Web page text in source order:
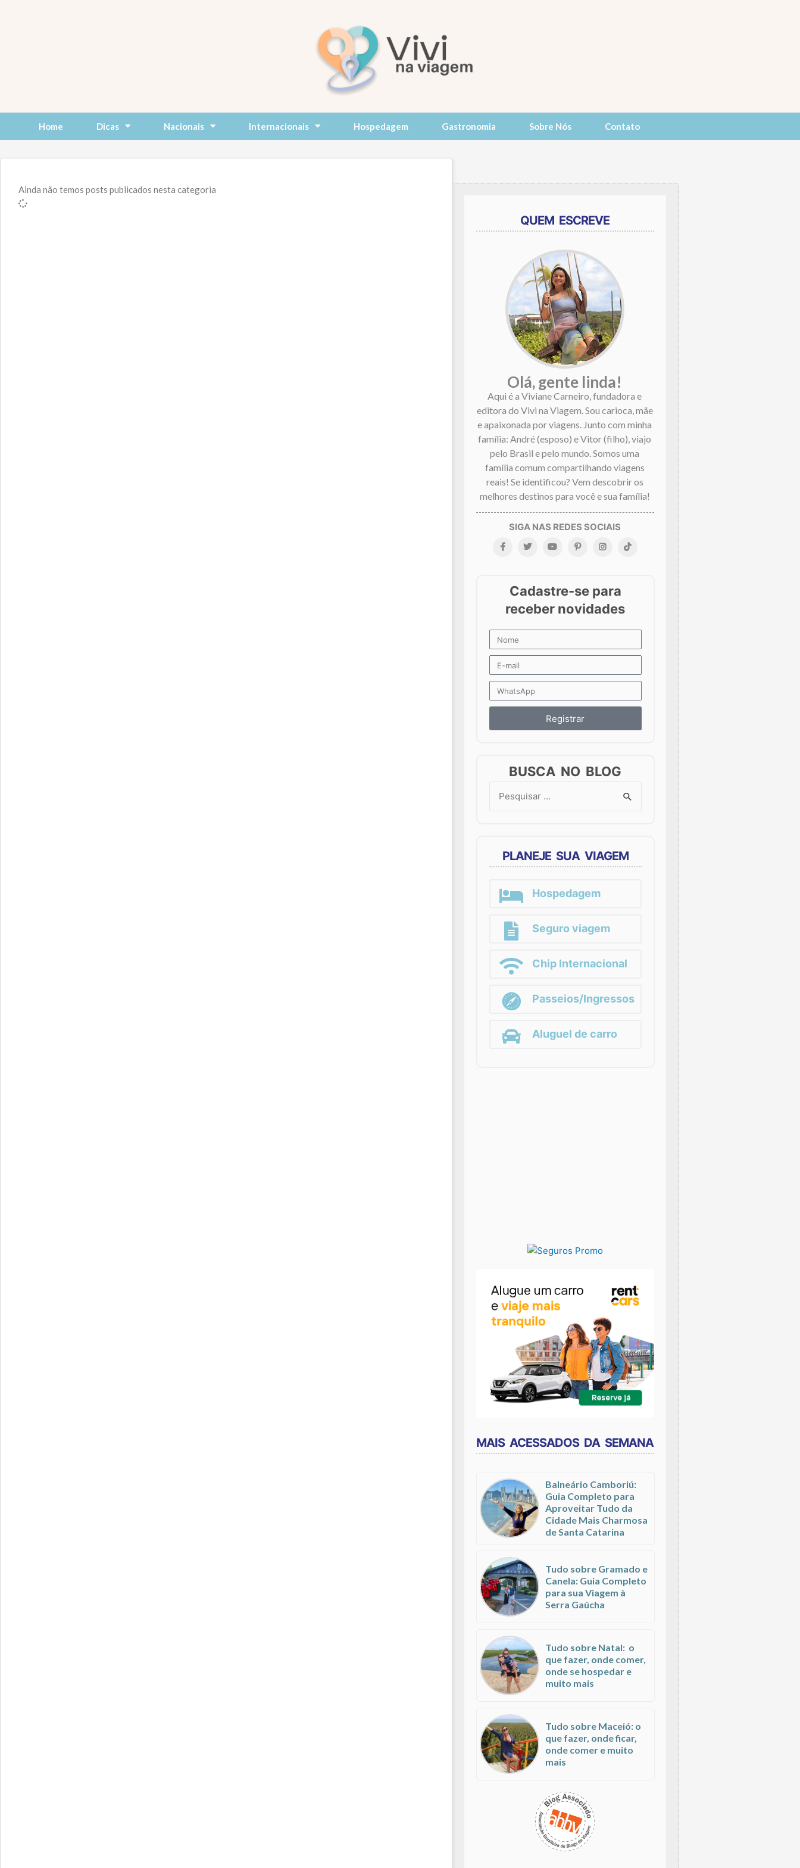
Home Dicas Nacionais Internacionais Hospedagem Gastronomia Sobre Nós Contato
Ainda não temos posts publicados nesta categoria
QUEM ESCREVE
Olá, gente linda!
Aqui é a Viviane Carneiro, fundadora e
editora do Vivi na Viagem. Sou carioca, mãe
e apaixonada por viagens. Junto com minha
família: André (esposo) e Vitor (filho), viajo
pelo Brasil e pelo mundo. Somos uma
família comum compartilhando viagens
reais! Se identificou? Vem descobrir os
melhores destinos para você e sua família!
Registrar
BUSCA NO BLOG
Search
PLANEJE SUA VIAGEM
Hospedagem
Seguro viagem
Chip Internacional
Passeios/Ingressos
Aluguel de carro
MAIS ACESSADOS DA SEMANA
Balneário Camboriú:
Guia Completo para
Aproveitar Tudo da
Cidade Mais Charmosa
de Santa Catarina
Tudo sobre Gramado e
Canela: Guia Completo
para sua Viagem à
Serra Gaúcha
Tudo sobre Natal: o
que fazer, onde comer,
onde se hospedar e
muito mais
Tudo sobre Maceió: o
que fazer, onde ficar,
onde comer e muito
mais